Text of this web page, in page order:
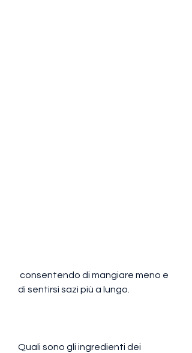
di sentirsi sazi più a lungo.
Quali sono gli ingredienti dei